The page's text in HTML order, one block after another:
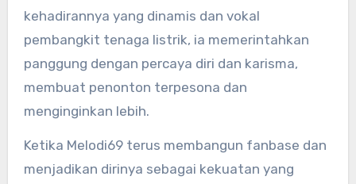
kehadirannya yang dinamis dan vokal
pembangkit tenaga listrik, ia memerintahkan
panggung dengan percaya diri dan karisma,
membuat penonton terpesona dan
menginginkan lebih.
Ketika Melodi69 terus membangun fanbase dan
menjadikan dirinya sebagai kekuatan yang